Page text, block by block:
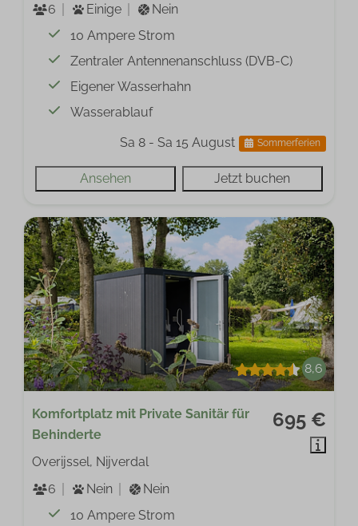
6
Einige
Nein
10 Ampere Strom
Zentraler Antennenanschluss (DVB-C)
Eigener Wasserhahn
Wasserablauf
Sa 8 - Sa 15 August
Sommerferien
Ansehen Jetzt buchen
8,6
695 €
Komfortplatz mit Private Sanitär für
Behinderte
Overijssel, Nijverdal
6
Nein
Nein
10 Ampere Strom